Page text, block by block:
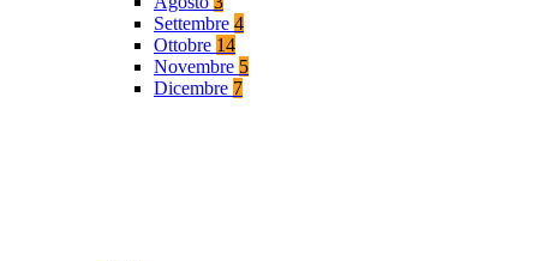
Settembre 4
Ottobre 14
Novembre 5
Dicembre 7